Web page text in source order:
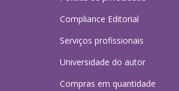
Compliance Editorial
Serviços profissionais
Universidade do autor
Compras em quantidade